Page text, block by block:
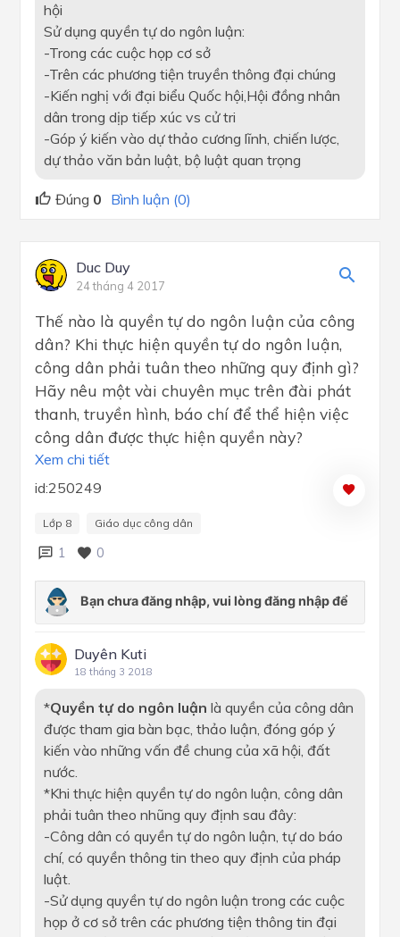
hội
Sử dụng quyền tự do ngôn luận:
-Trong các cuộc họp cơ sở
-Trên các phương tiện truyền thông đại chúng
-Kiến nghị với đại biểu Quốc hội,Hội đồng nhân
dân trong dịp tiếp xúc vs cử tri
-Góp ý kiến vào dự thảo cương lĩnh, chiến lược,
dự thảo văn bản luật, bộ luật quan trọng
Đúng 0 Bình luận (0)
Duc Duy
24 tháng 4 2017
Thế nào là quyền tự do ngôn luận của công
dân? Khi thực hiện quyền tự do ngôn luận,
công dân phải tuân theo những quy định gì?
Hãy nêu một vài chuyên mục trên đài phát
thanh, truyền hình, báo chí để thể hiện việc
công dân được thực hiện quyền này?
Xem chi tiết
id:250249
Lớp 8 Giáo dục công dân
1 0
Duyên Kuti
18 tháng 3 2018
*Quyền tự do ngôn luận là quyền của công dân
được tham gia bàn bạc, thảo luận, đóng góp ý
kiến vào những vấn đề chung của xã hội, đất
nước.
*Khi thực hiện quyền tự do ngôn luận, công dân
phải tuân theo nhũng quy định sau đây:
-Công dân có quyền tự do ngôn luận, tự do báo
chí, có quyền thông tin theo quy định của pháp
luật.
-Sử dụng quyền tự do ngôn luận trong các cuộc
họp ở cơ sở trên các phương tiện thông tin đại